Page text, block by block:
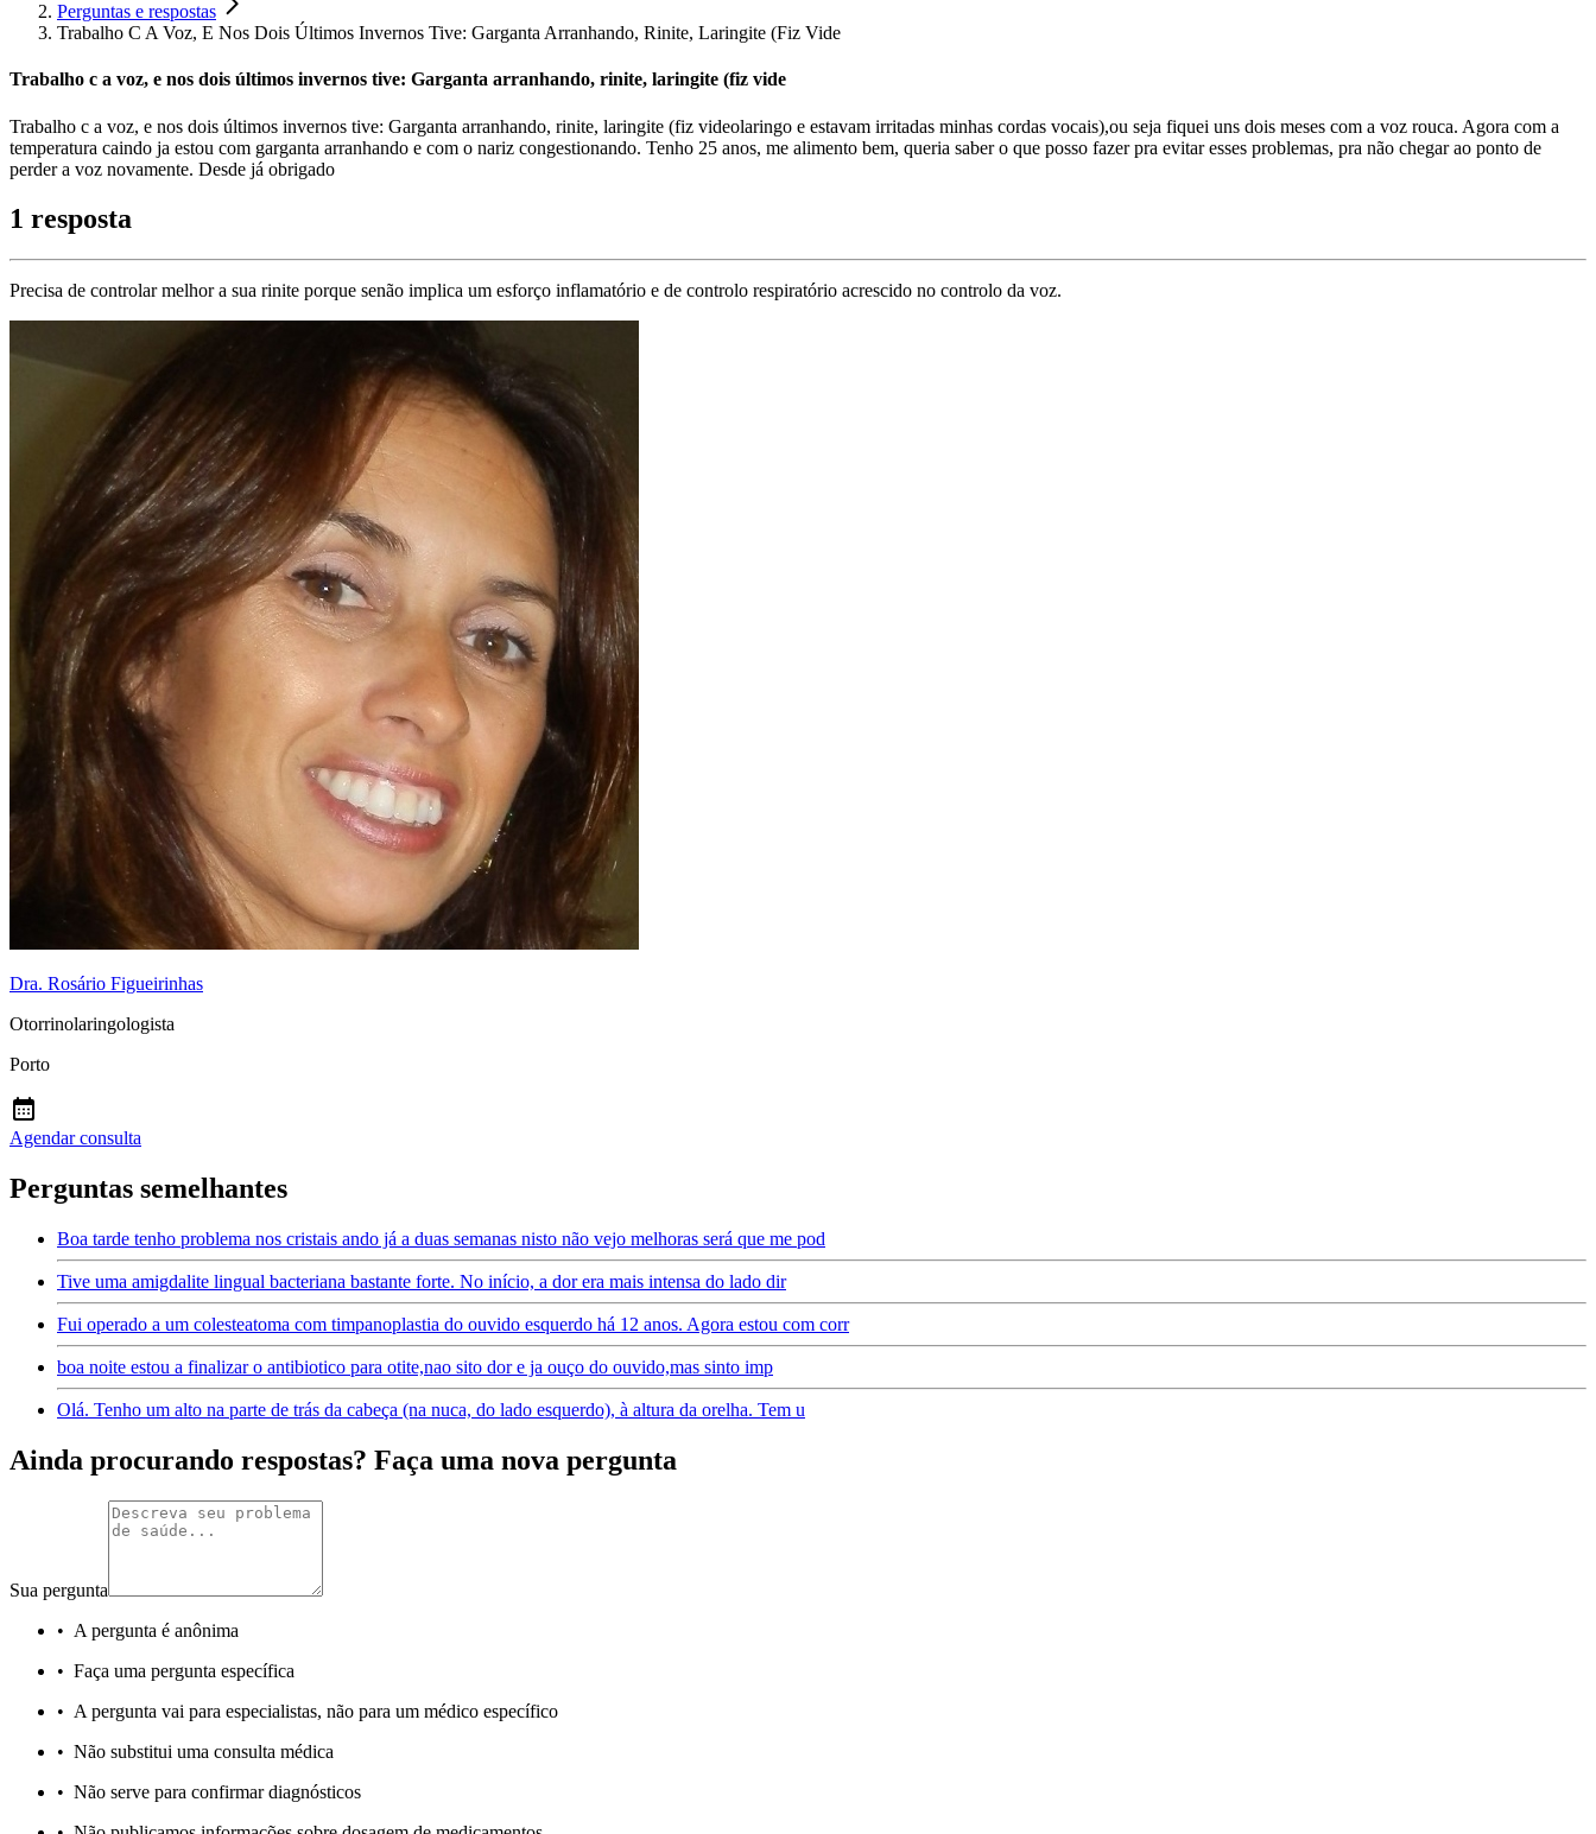
Perguntas e respostas
Trabalho C A Voz, E Nos Dois Últimos Invernos Tive: Garganta Arranhando, Rinite, Laringite (Fiz Vide
Trabalho c a voz, e nos dois últimos invernos tive: Garganta arranhando, rinite, laringite (fiz vide
Trabalho c a voz, e nos dois últimos invernos tive: Garganta arranhando, rinite, laringite (fiz videolaringo e estavam irritadas minhas cordas vocais),ou seja fiquei uns dois meses com a voz rouca. Agora com a
temperatura caindo ja estou com garganta arranhando e com o nariz congestionando. Tenho 25 anos, me alimento bem, queria saber o que posso fazer pra evitar esses problemas, pra não chegar ao ponto de
perder a voz novamente. Desde já obrigado
1 resposta
Precisa de controlar melhor a sua rinite porque senão implica um esforço inflamatório e de controlo respiratório acrescido no controlo da voz.
Dra. Rosário Figueirinhas
Otorrinolaringologista
Porto
Agendar consulta
Perguntas semelhantes
Boa tarde tenho problema nos cristais ando já a duas semanas nisto não vejo melhoras será que me pod
Tive uma amigdalite lingual bacteriana bastante forte. No início, a dor era mais intensa do lado dir
Fui operado a um colesteatoma com timpanoplastia do ouvido esquerdo há 12 anos. Agora estou com corr
boa noite estou a finalizar o antibiotico para otite,nao sito dor e ja ouço do ouvido,mas sinto imp
Olá. Tenho um alto na parte de trás da cabeça (na nuca, do lado esquerdo), à altura da orelha. Tem u
Ainda procurando respostas? Faça uma nova pergunta
Sua pergunta
• A pergunta é anônima
• Faça uma pergunta específica
• A pergunta vai para especialistas, não para um médico específico
• Não substitui uma consulta médica
• Não serve para confirmar diagnósticos